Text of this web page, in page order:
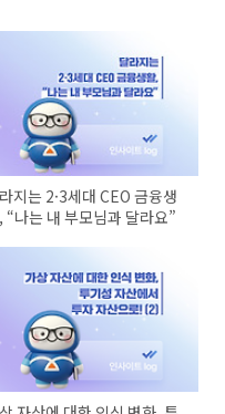
지는 2·3세대 CEO 금융생
“나는 내 부모님과 달라요”